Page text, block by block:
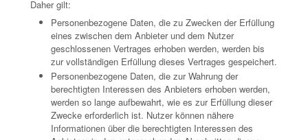
Daher gilt:
Personenbezogene Daten, die zu Zwecken der Erfüllung
eines zwischen dem Anbieter und dem Nutzer
geschlossenen Vertrages erhoben werden, werden bis
zur vollständigen Erfüllung dieses Vertrages gespeichert.
Personenbezogene Daten, die zur Wahrung der
berechtigten Interessen des Anbieters erhoben werden,
werden so lange aufbewahrt, wie es zur Erfüllung dieser
Zwecke erforderlich ist. Nutzer können nähere
Informationen über die berechtigten Interessen des